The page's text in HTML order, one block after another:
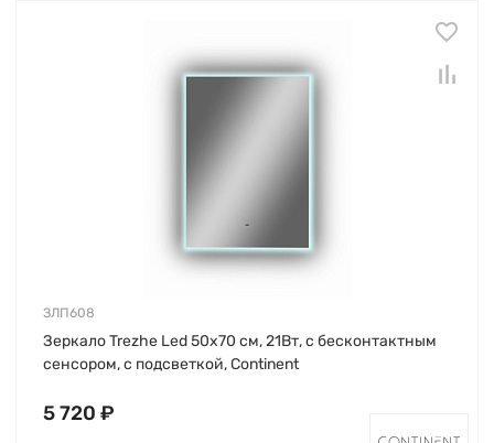
ЗЛП608
Зеркало Trezhe Led 50х70 см, 21Вт, с бесконтактным
сенсором, с подсветкой, Continent
5 720 ₽